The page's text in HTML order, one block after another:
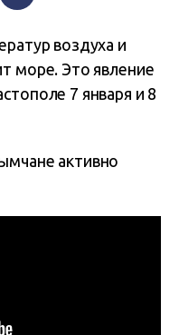
воздуха и
море. Это явление
7 января и 8
активно